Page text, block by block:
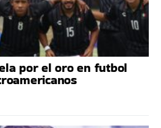
por el oro en futbol